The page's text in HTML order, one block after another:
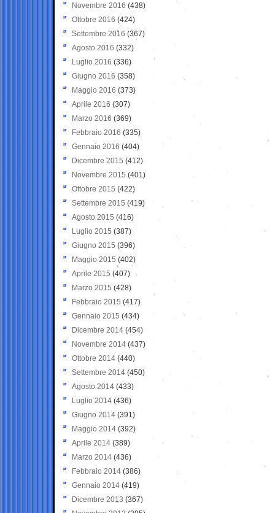
Novembre 2016 (438)
Ottobre 2016 (424)
Settembre 2016 (367)
Agosto 2016 (332)
Luglio 2016 (336)
Giugno 2016 (358)
Maggio 2016 (373)
Aprile 2016 (307)
Marzo 2016 (369)
Febbraio 2016 (335)
Gennaio 2016 (404)
Dicembre 2015 (412)
Novembre 2015 (401)
Ottobre 2015 (422)
Settembre 2015 (419)
Agosto 2015 (416)
Luglio 2015 (387)
Giugno 2015 (396)
Maggio 2015 (402)
Aprile 2015 (407)
Marzo 2015 (428)
Febbraio 2015 (417)
Gennaio 2015 (434)
Dicembre 2014 (454)
Novembre 2014 (437)
Ottobre 2014 (440)
Settembre 2014 (450)
Agosto 2014 (433)
Luglio 2014 (436)
Giugno 2014 (391)
Maggio 2014 (392)
Aprile 2014 (389)
Marzo 2014 (436)
Febbraio 2014 (386)
Gennaio 2014 (419)
Dicembre 2013 (367)